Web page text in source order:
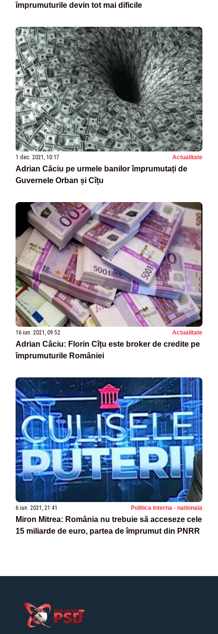
împrumuturile devin tot mai dificile
1 dec. 2021, 10:17 Actualitate
Adrian Câciu pe urmele banilor împrumutați de
Guvernele Orban și Cîțu
16 iun. 2021, 09:52 Actualitate
Adrian Câciu: Florin Cîțu este broker de credite pe
împrumuturile României
6 iun. 2021, 21:41 Politica Interna - nationala
Miron Mitrea: România nu trebuie să acceseze cele
15 miliarde de euro, partea de împrumut din PNRR